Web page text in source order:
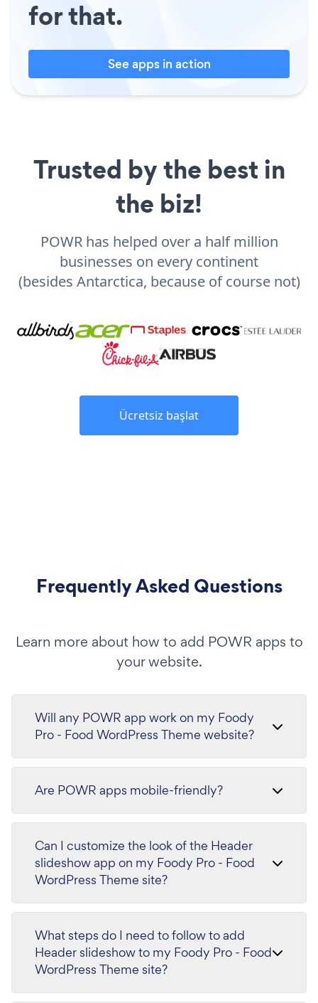
for that.
See apps in action
Trusted by the best in
the biz!
POWR has helped over a half million
businesses on every continent
(besides Antarctica, because of course not)
Ücretsiz başlat
Frequently Asked Questions
Learn more about how to add POWR apps to
your website.
Will any POWR app work on my Foody
Pro - Food WordPress Theme website?
Are POWR apps mobile-friendly?
Can I customize the look of the Header
slideshow app on my Foody Pro - Food
WordPress Theme site?
What steps do I need to follow to add
Header slideshow to my Foody Pro - Food
WordPress Theme site?